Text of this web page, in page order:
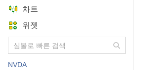
차트
위젯
NVDA